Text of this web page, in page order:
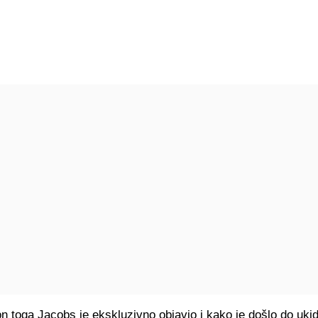
toga Jacobs je ekskluzivno objavio i kako je došlo do